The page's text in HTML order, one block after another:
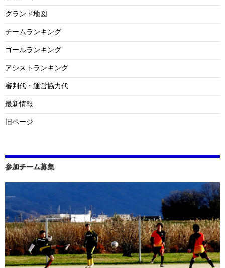
グランド地図
チームランキング
ゴールランキング
アシストランキング
審判代・運営協力代
最新情報
旧ページ
参加チーム募集